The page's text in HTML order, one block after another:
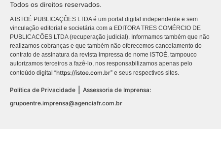
Todos os direitos reservados.
A ISTOÉ PUBLICAÇÕES LTDA é um portal digital independente e sem
vinculação editorial e societária com a EDITORA TRES COMÉRCIO DE
PUBLICACÕES LTDA (recuperação judicial). Informamos também que não
realizamos cobranças e que também não oferecemos cancelamento do
contrato de assinatura da revista impressa de nome ISTOÉ, tampouco
autorizamos terceiros a fazê-lo, nos responsabilizamos apenas pelo
conteúdo digital “https://istoe.com.br” e seus respectivos sites.
Política de Privacidade
Assessoria de Imprensa:
grupoentre.imprensa@agenciafr.com.br